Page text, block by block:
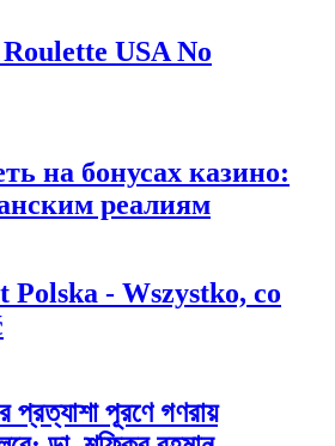
USA No
на бонусах казино:
реалиям
Polska - Wszystko, co
পূরণে গণরায়